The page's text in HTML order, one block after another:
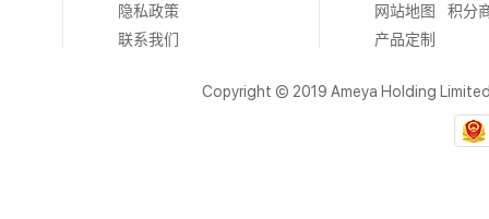
隐私政策
联系我们
网站地图
积分
产品定制
Copyright © 2019 Ameya Holding